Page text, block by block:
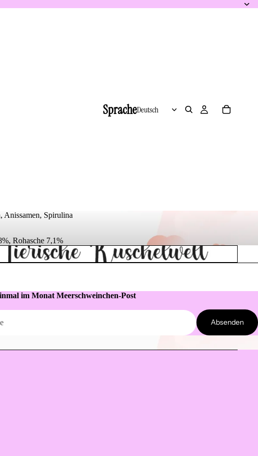
Sprache
Anissamen, Spirulina
Rohasche 7,1%
im Monat Meerschweinchen-Post
Absenden